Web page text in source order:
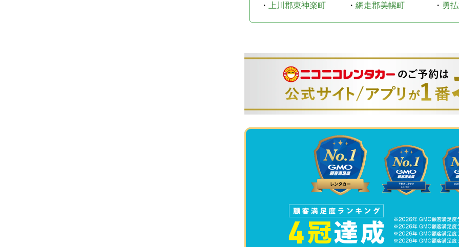
・
上川郡東神楽町 ・ 網走郡美幌町 ・ 勇